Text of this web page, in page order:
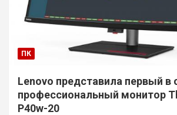
ПК
Lenovo представила первый в
профессиональный монитор
P40w-20